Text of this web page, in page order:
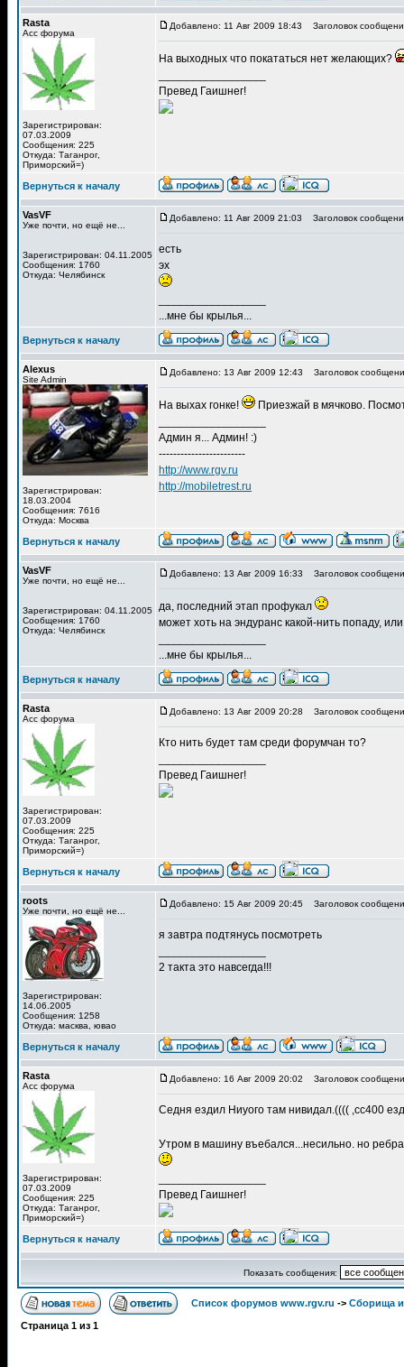
Rasta
Асс форума
Зарегистрирован:
07.03.2009
Сообщения: 225
Откуда: Таганрог,
Приморский=)
Добавлено: 11 Авг 2009 18:43 Заголовок
На выходных что покататься нет желающих?
Превед Гаишнег!
Вернуться к началу
VasVF
Уже почти, но ещё не...
Зарегистрирован: 04.11.2005
Сообщения: 1760
Откуда: Челябинск
Добавлено: 11 Авг 2009 21:03 Заголовок
есть
эх
...мне бы крылья...
Вернуться к началу
Alexus
Site Admin
Зарегистрирован:
18.03.2004
Сообщения: 7616
Откуда: Москва
Добавлено: 13 Авг 2009 12:43 Заголовок
На выхах гонке!
Приезжай в мячково.
Админ я... Админ! :)
------------------------
http://www.rgv.ru
http://mobiletrest.ru
Вернуться к началу
VasVF
Уже почти, но ещё не...
Зарегистрирован: 04.11.2005
Сообщения: 1760
Откуда: Челябинск
Добавлено: 13 Авг 2009 16:33 Заголовок
да, последний этап профукал
может хоть на эндуранс какой-нить попаду,
...мне бы крылья...
Вернуться к началу
Rasta
Асс форума
Зарегистрирован:
07.03.2009
Сообщения: 225
Откуда: Таганрог,
Приморский=)
Добавлено: 13 Авг 2009 20:28 Заголовок
Кто нить будет там среди форумчан то?
Превед Гаишнег!
Вернуться к началу
roots
Уже почти, но ещё не...
Зарегистрирован:
14.06.2005
Сообщения: 1258
Откуда: масква, ювао
Добавлено: 15 Авг 2009 20:45 Заголовок
я завтра подтянусь посмотреть
2 такта это навсегда!!!
Вернуться к началу
Rasta
Асс форума
Зарегистрирован:
07.03.2009
Сообщения: 225
Откуда: Таганрог,
Приморский=)
Добавлено: 16 Авг 2009 20:02 Заголовок
Седня ездил Ниуого там нивидал.(((( ,сс400
Утром в машину въебался...несильно. но
Превед Гаишнег!
Вернуться к началу
Показать сообщения:
Список форумов www.rgv.ru -> Сборища и
Страница 1 из 1